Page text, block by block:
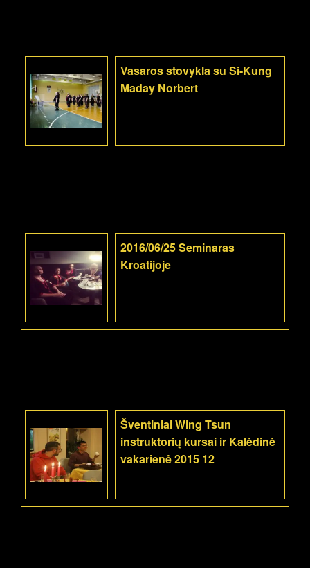
Vasaros stovykla su Si-Kung
Maday Norbert
2016/06/25 Seminaras
Kroatijoje
Šventiniai Wing Tsun
instruktorių kursai ir Kalėdinė
vakarienė 2015 12